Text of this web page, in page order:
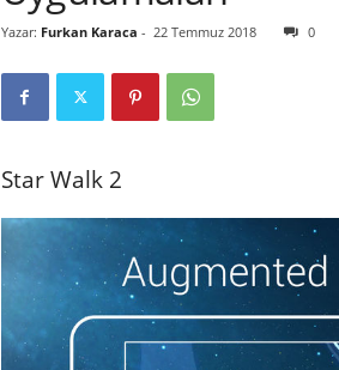
l
m
Yazar: Furkan Karaca - 22 Temmuz 2018 0
Star Walk 2